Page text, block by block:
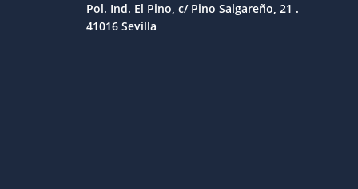
Pol. Ind. El Pino, c/ Pino Salgareño, 21 .
41016 Sevilla